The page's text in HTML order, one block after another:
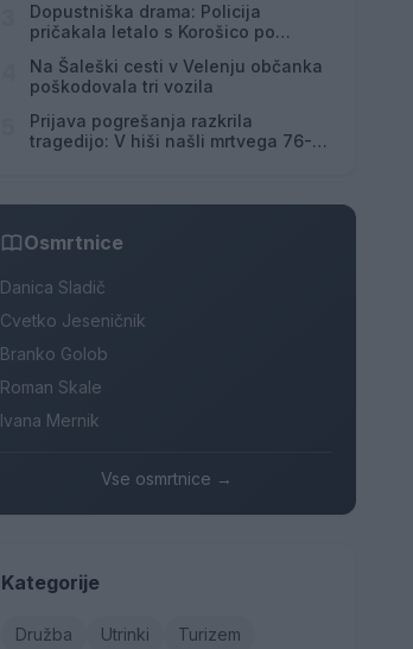
Dopustniška drama: Policija
pričakala letalo s Korošico po
Na Šaleški cesti v Velenju občanka
poškodovala tri vozila
Prijava pogrešanja razkrila
tragedijo: V hiši našli mrtvega 76-
Osmrtnice
Danica Sladič
Cvetko Jeseničnik
Branko Golob
Roman Skale
Ivana Mernik
Vse osmrtnice →
Kategorije
Družba Utrinki
Turizem